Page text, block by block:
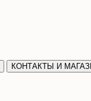
КОНТАКТЫ И